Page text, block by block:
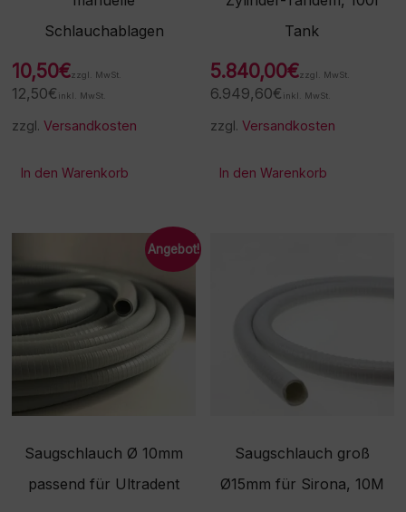
Schlauchablagen
10,50€zzgl. MwSt.
12,50€ inkl. MwSt.
zzgl.Versandkosten
In den Warenkorb
Tank
5.840,00€zzgl. MwSt.
6.949,60€ inkl. MwSt.
zzgl.Versandkosten
In den Warenkorb
Angebot!
Saugschlauch Ø 10mm
passend für Ultradent
Saugschlauch groß
Ø15mm für Sirona, 10M